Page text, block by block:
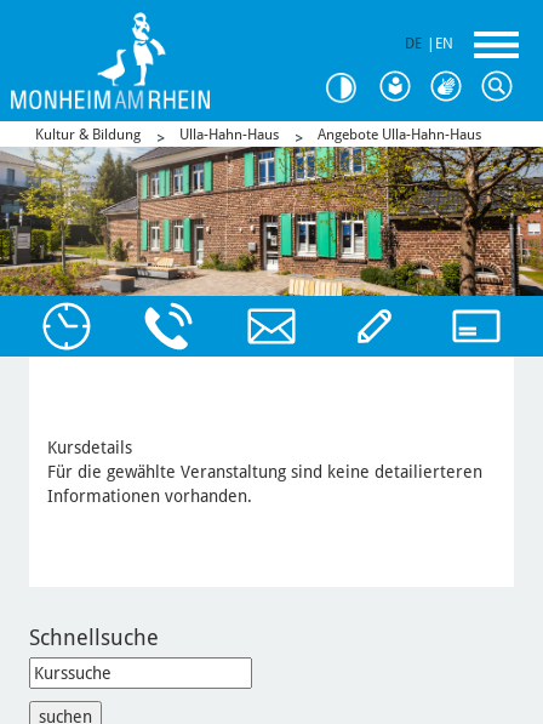
DE EN
Kultur & Bildung Ulla-Hahn-Haus Angebote Ulla-Hahn-Haus
Kursdetails
Für die gewählte Veranstaltung sind keine detailierteren
Informationen vorhanden.
Schnellsuche